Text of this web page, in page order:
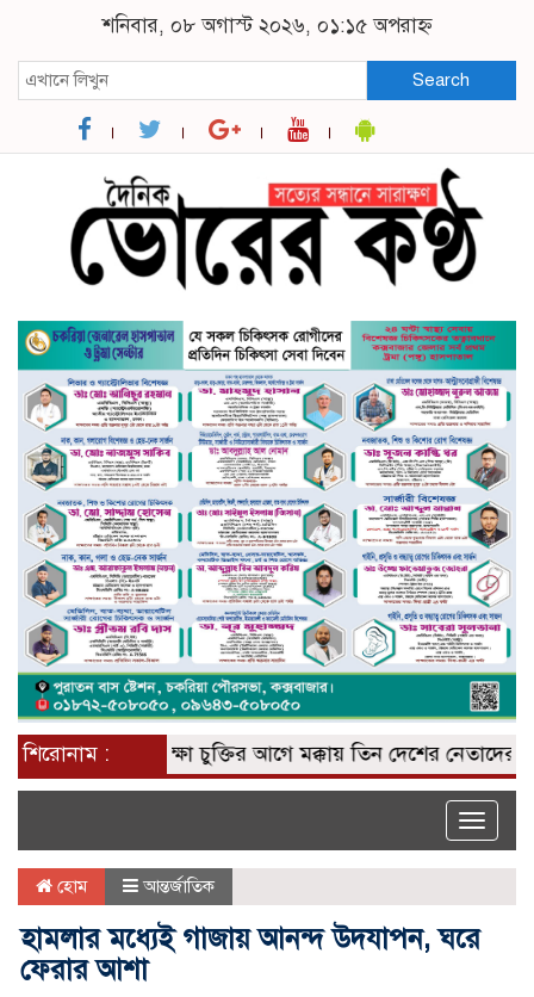
শনিবার, ০৮ অগাস্ট ২০২৬, ০১:১৫ অপরাহ্ন
Search
শিরোনাম :প্রতিরক্ষা চুক্তির আগে মক্কায় তিন দেশের নেতাদের জুমার
Toggle
হোম আন্তর্জাতিক
হামলার মধ্যেই গাজায় আনন্দ উদযাপন, ঘরে
ফেরার আশা